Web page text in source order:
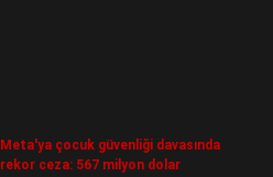
Meta'ya çocuk güvenliği davasında
rekor ceza: 567 milyon dolar